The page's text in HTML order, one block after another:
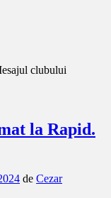
la Rapid.
de Cezar